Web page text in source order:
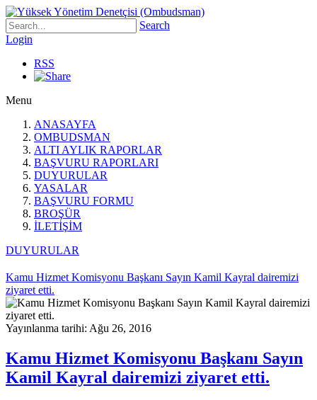
Search
Login
RSS
Menu
ANASAYFA
OMBUDSMAN
ALTI AYLIK RAPORLAR
BAŞVURU RAPORLARI
DUYURULAR
YASALAR
BAŞVURU FORMU
BROŞÜR
İLETİŞİM
DUYURULAR
Kamu Hizmet Komisyonu Başkanı Sayın Kamil Kayral dairemizi
ziyaret etti.
Yayınlanma tarihi: Ağu 26, 2016
Kamu Hizmet Komisyonu Başkanı Sayın
Kamil Kayral dairemizi ziyaret etti.